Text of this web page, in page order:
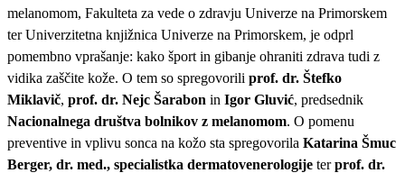
melanomom, Fakulteta za vede o zdravju Univerze na Primorskem
ter Univerzitetna knjižnica Univerze na Primorskem, je odprl
pomembno vprašanje: kako šport in gibanje ohraniti zdrava tudi z
vidika zaščite kože. O tem so spregovorili prof. dr. Štefko
Miklavič, prof. dr. Nejc Šarabon in Igor Gluvić, predsednik
Nacionalnega društva bolnikov z melanomom. O pomenu
preventive in vplivu sonca na kožo sta spregovorila Katarina Šmuc
Berger, dr. med., specialistka dermatovenerologije terprof. dr.